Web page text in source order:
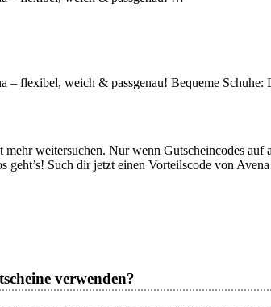
– flexibel, weich & passgenau! Bequeme
weitersuchen. Nur wenn Gutscheincodes
geht’s! Such dir jetzt einen Vorteilscode von
verwenden?